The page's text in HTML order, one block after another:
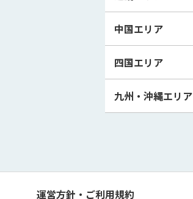
中国エリア
四国エリア
九州・沖縄エリア
運営方針・ご利用規約